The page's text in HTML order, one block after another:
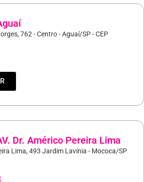
762 - Centro - Aguaí/SP - CEP
Dr. Américo Pereira Lima
Lima, 493 Jardim Lavínia - Mococa/SP